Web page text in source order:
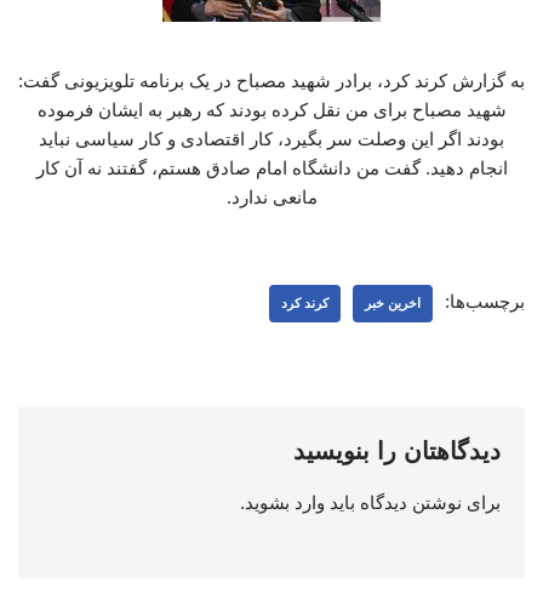
به گزارش کرند کرد، برادر شهید مصباح در یک برنامه تلویزیونی گفت:
شهید مصباح برای من نقل کرده بودند که رهبر به ایشان فرموده
بودند اگر این وصلت سر بگیرد، کار اقتصادی و کار سیاسی نباید
انجام دهید. گفت من دانشگاه امام صادق هستم، گفتند نه آن کار
مانعی ندارد.
برچسب‌ها: اخرین خبر کرند کرد
دیدگاهتان را بنویسید
برای نوشتن دیدگاه باید وارد بشوید.